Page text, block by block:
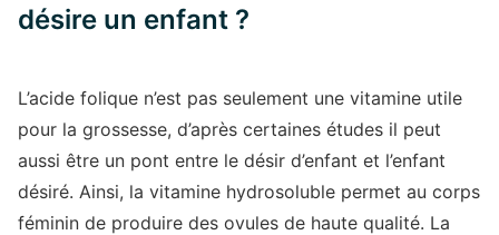
désire un enfant ?
L’acide folique n’est pas seulement une vitamine utile
pour la grossesse, d’après certaines études il peut
aussi être un pont entre le désir d’enfant et l’enfant
désiré. Ainsi, la vitamine hydrosoluble permet au corps
féminin de produire des ovules de haute qualité. La